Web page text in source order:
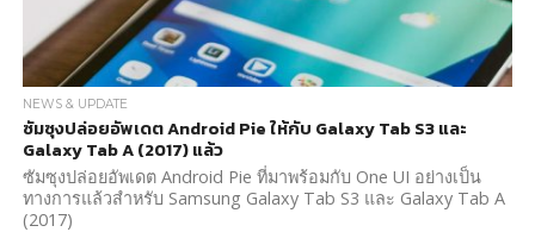
NEWS & UPDATE
ซัมซุงปล่อยอัพเดต Android Pie ให้กับ Galaxy Tab S3 และ
Galaxy Tab A (2017) แล้ว
ซัมซุงปล่อยอัพเดต Android Pie ที่มาพร้อมกับ One UI อย่างเป็น
ทางการแล้วสำหรับ Samsung Galaxy Tab S3 และ Galaxy Tab A
(2017)